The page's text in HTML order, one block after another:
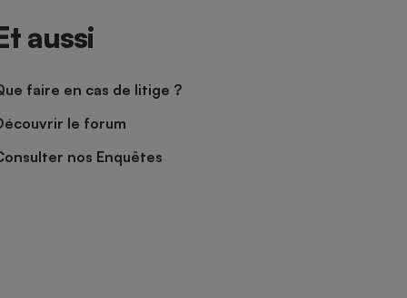
aussi
faire en cas de litige ?
le forum
nos Enquêtes